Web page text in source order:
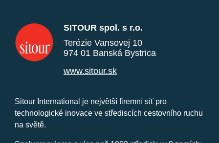
SITOUR spol. s r.o.
Terézie Vansovej 10
974 01 Banská Bystrica
www.sitour.sk
Sitour International je největší firemní síť pro
technologické inovace ve střediscích cestovního ruchu
na světě.